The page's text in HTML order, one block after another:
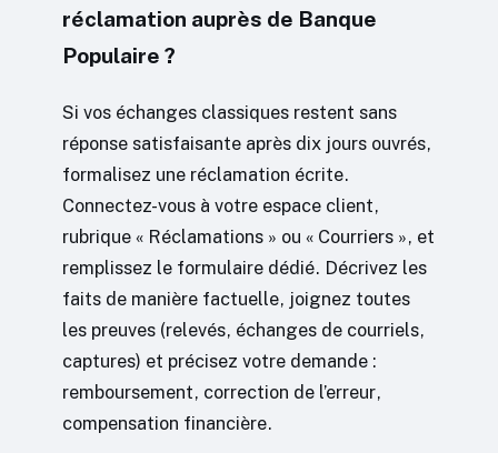
réclamation auprès de Banque
Populaire ?
Si vos échanges classiques restent sans
réponse satisfaisante après dix jours ouvrés,
formalisez une réclamation écrite.
Connectez-vous à votre espace client,
rubrique « Réclamations » ou « Courriers », et
remplissez le formulaire dédié. Décrivez les
faits de manière factuelle, joignez toutes
les preuves (relevés, échanges de courriels,
captures) et précisez votre demande :
remboursement, correction de l’erreur,
compensation financière.